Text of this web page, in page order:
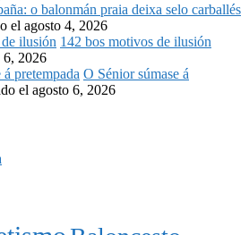
o balonmán praia deixa selo carballés
el agosto 4, 2026
142 bos motivos de ilusión
6, 2026
O Sénior súmase á
el agosto 6, 2026